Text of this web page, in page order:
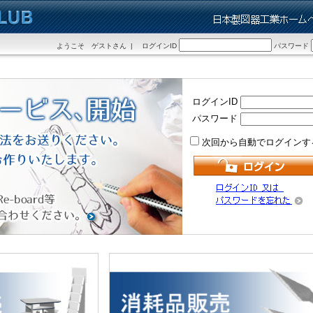
ようこそ ゲストさん | ログインID パスワード
ログインID
パスワード
次回から自動でログインす